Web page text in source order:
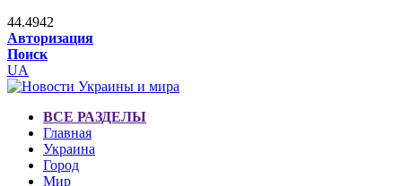
44.4942
Авторизация
Поиск
UA
ВСЕ РАЗДЕЛЫ
Главная
Украина
Город
Мир